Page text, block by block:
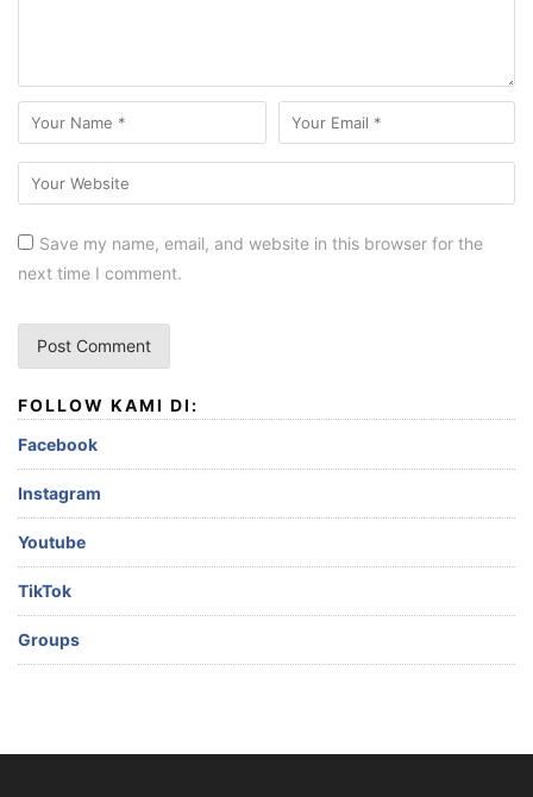
Save my name, email, and website in this browser for the
next time I comment.
FOLLOW KAMI DI:
Facebook
Instagram
Youtube
TikTok
Groups